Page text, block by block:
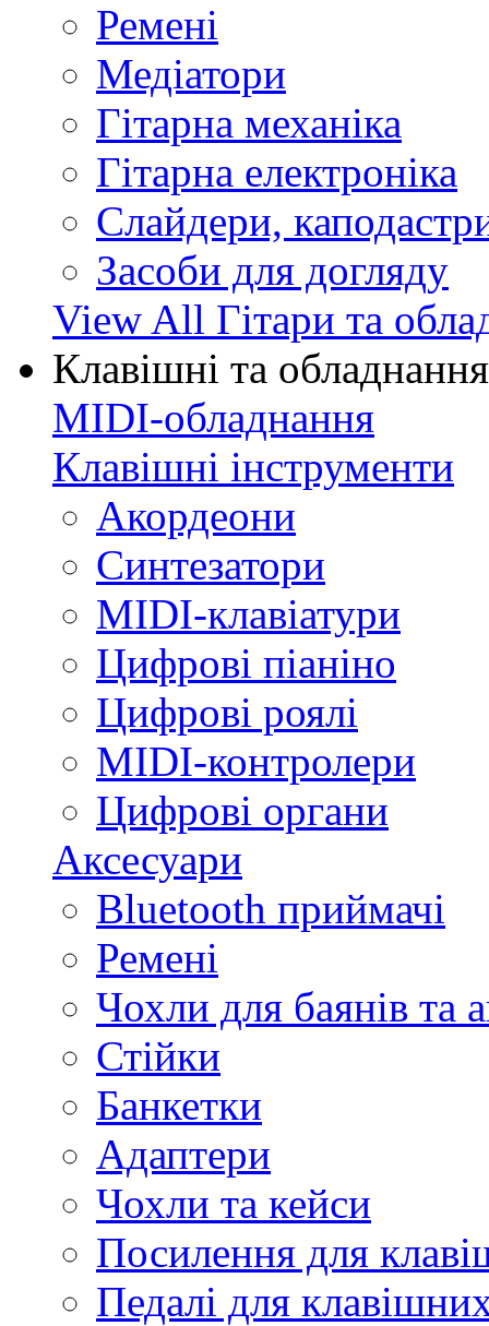
Ремені
Медіатори
Гітарна механіка
Гітарна електроніка
Слайдери,
Засоби для догляду
View All Гітари та
Клавішні та обладнання
MIDI-обладнання
Клавішні інструменти
Акордеони
Синтезатори
MIDI-клавіатури
Цифрові піаніно
Цифрові роялі
MIDI-контролери
Цифрові органи
Аксесуари
Bluetooth приймачі
Ремені
Чохли для баянів та
Стійки
Банкетки
Адаптери
Чохли та кейси
Посилення для
Педалі для